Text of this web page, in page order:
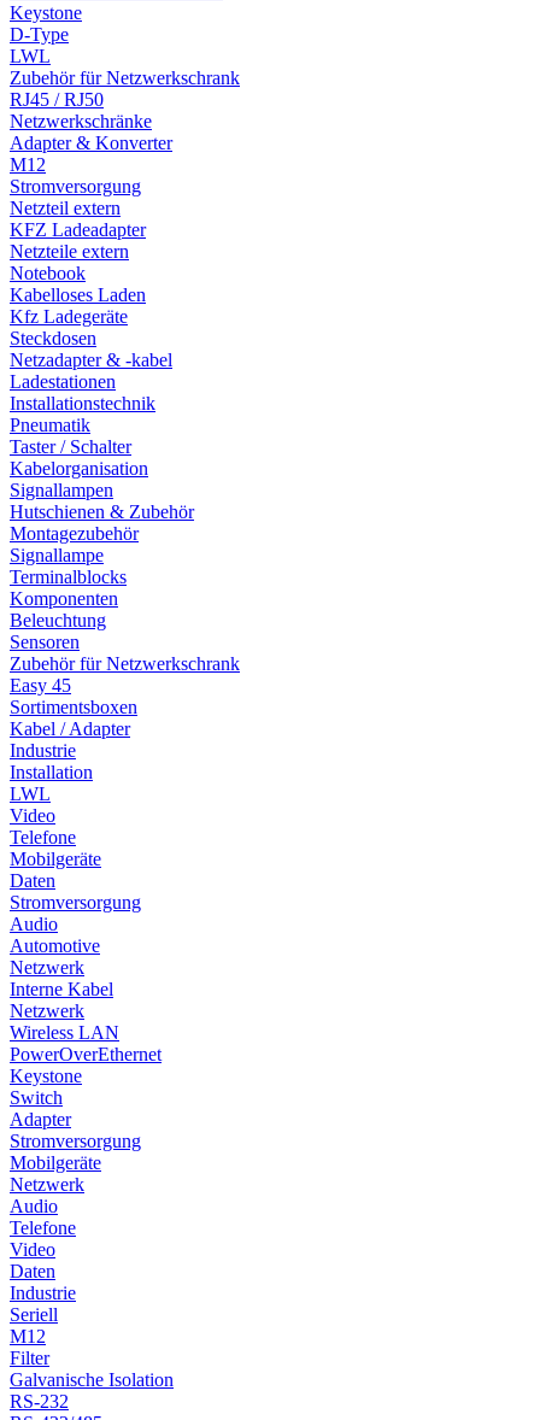
Keystone
D-Type
LWL
Zubehör für Netzwerkschrank
RJ45 / RJ50
Netzwerkschränke
Adapter & Konverter
M12
Stromversorgung
Netzteil extern
KFZ Ladeadapter
Netzteile extern
Notebook
Kabelloses Laden
Kfz Ladegeräte
Steckdosen
Netzadapter & -kabel
Ladestationen
Installationstechnik
Pneumatik
Taster / Schalter
Kabelorganisation
Signallampen
Hutschienen & Zubehör
Montagezubehör
Signallampe
Terminalblocks
Komponenten
Beleuchtung
Sensoren
Zubehör für Netzwerkschrank
Easy 45
Sortimentsboxen
Kabel / Adapter
Industrie
Installation
LWL
Video
Telefone
Mobilgeräte
Daten
Stromversorgung
Audio
Automotive
Netzwerk
Interne Kabel
Netzwerk
Wireless LAN
PowerOverEthernet
Keystone
Switch
Adapter
Stromversorgung
Mobilgeräte
Netzwerk
Audio
Telefone
Video
Daten
Industrie
Seriell
M12
Filter
Galvanische Isolation
RS-232